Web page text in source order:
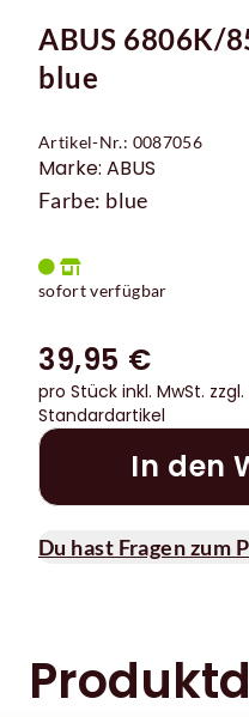
ABUS 6806K/
blue
Artikel-Nr.: 0087056
Marke: ABUS
Farbe: blue
sofort verfügbar
39,95 €
pro Stück inkl. MwSt.
Standardartikel
In den
Du hast Fragen zum